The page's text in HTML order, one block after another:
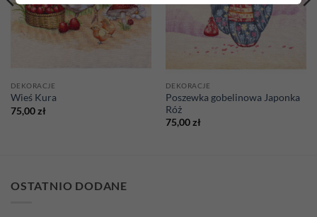
DEKORACJE
Wieś Kura
75,00zł
DEKORACJE
Poszewka gobelinowa Japonka
Róż
75,00zł
OSTATNIO DODANE